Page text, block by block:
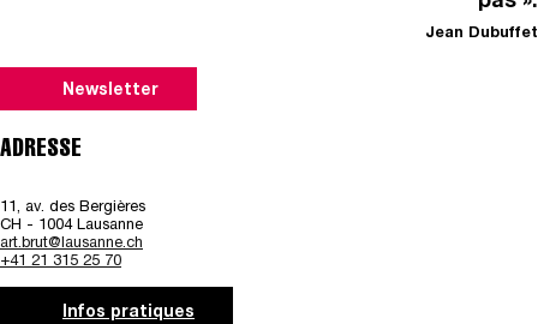
Jean Dubuffet
Newsletter
ADRESSE
11, av. des Bergières
CH - 1004 Lausanne
art.brut@lausanne.ch
+41 21 315 25 70
Infos pratiques